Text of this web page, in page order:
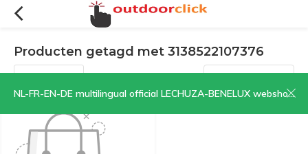
NL-FR-EN-DE multilingual official LECHUZA-BENELUX webshop | CLICK HERE NOW!
Producten getagd met 3138522107376
Filters Sorteren op: